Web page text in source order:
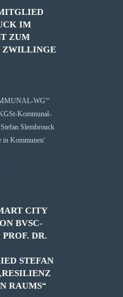
IM
ZUM
ZWILLINGE
WG'“
CITY
BVSC-
DR.
STEFAN
RAUMS“